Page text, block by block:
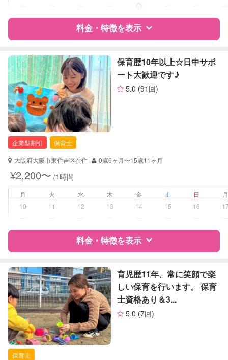
レッスン なし
定期予約 可能
お子様の撮影
（定期特典）
対応不可
料金・特徴を表示
特徴 料金 レビュー
サポートの特徴
資格
企業型割引対象(旧内閣府補助対象)
自治体届出済ベビーシッター
保育士
全国保育サービス協会(ACSA)認定ベ
対応可能/特徴 夜間対応
対応可否は個別に相談
定期予約 可能
お子様の撮影
（定期特典）
対応可能
保育歴10年以上☆日中サポ
ート大歓迎です♪
5.0 (91回)
企業型割引
保育士
大阪府大阪市東住吉区在住
0歳6ヶ月〜15歳11ヶ月
¥2,200〜 /1時間
月 火 水 木 金 土 日
10
11 12 13 14 15 16
料金・特徴を表示
特徴 料金 レビュー
サポートの特徴
資格
企業型割引対象(旧内閣府補助対象)
自治体届出済ベビーシッター
保育士
育児歴11年、常に笑顔で楽
しい保育を行います。 保育
士資格あり＆3...
5.0 (7回)
保育士